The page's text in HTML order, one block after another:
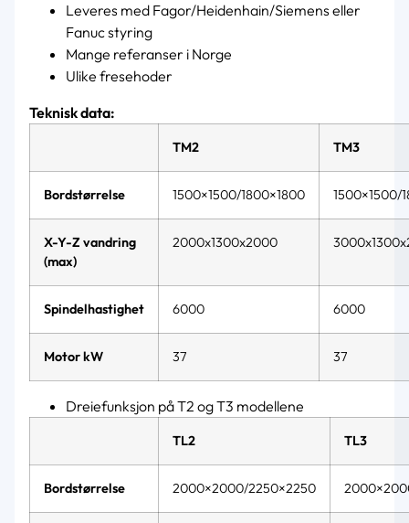
Leveres med Fagor/Heidenhain/Siemens eller
Fanuc styring
Mange referanser i Norge
Ulike fresehoder
Teknisk data:
TM2 TM3
Bordstørrelse 1500×1500/1800×1800 1500×1500/
X-Y-Z vandring
(max)
2000x1300x2000
Spindelhastighet 6000 6000
Motor kW 37 37
Dreiefunksjon på T2 og T3 modellene
TL2 TL3
Bordstørrelse 2000×2000/2250×2250